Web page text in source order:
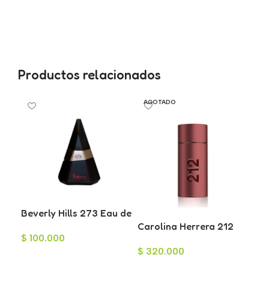
Productos relacionados
Beverly Hills 273 Eau de
75ml
$ 100.000
AGOTADO
Carolina Herrera 212
Toilette para Hombre
$ 320.000